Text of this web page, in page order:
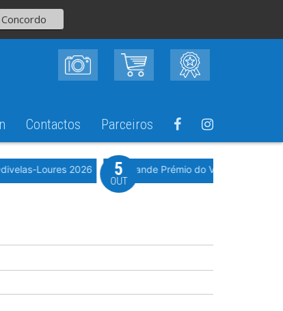
Contactos Parceiros
Loures 2026 10º Grande Prémio do Vale Grande
5
OUT
Concordo